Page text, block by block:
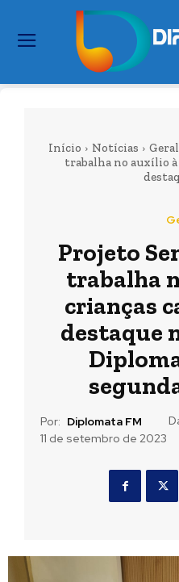
Início Notícias Geral
trabalha no auxílio
Projeto
trabalha
crianças
destaque
Por: Diplomata FM
11 de setembro de 2023